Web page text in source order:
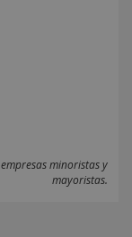
minoristas y
mayoristas.